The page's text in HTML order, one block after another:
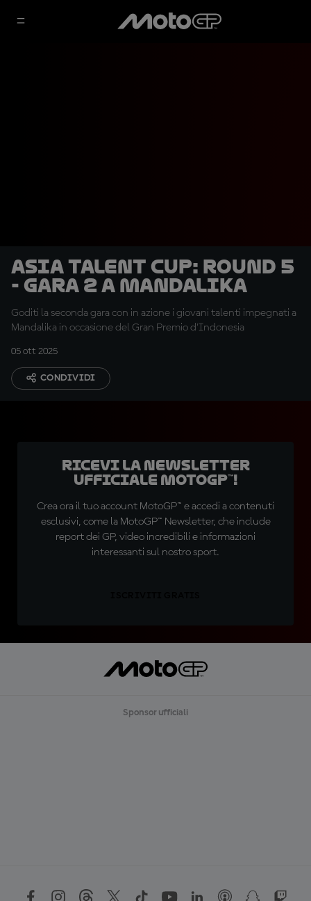
Asia Talent Cup: Round 5
- Gara 2 a Mandalika
Goditi la seconda gara con in azione i giovani talenti impegnati a
Mandalika in occasione del Gran Premio d'Indonesia
05 ott 2025
CONDIVIDI
Ricevi la newsletter
ufficiale MotoGP™!
Crea ora il tuo account MotoGP™ e accedi a contenuti
esclusivi, come la MotoGP™ Newsletter, che include
report dei GP, video incredibili e informazioni
interessanti sul nostro sport.
Sponsor ufficiali